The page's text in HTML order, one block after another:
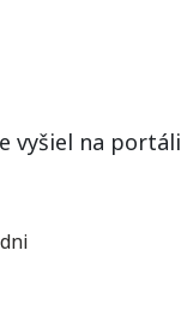
vyšiel na portáli